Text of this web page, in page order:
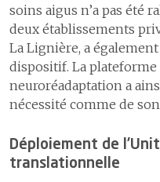
soins aigus n’a pas été
deux établissements
La Lignière, a
dispositif. La
neuroréadaptation a
nécessité comme de
Déploiement de
translationnelle